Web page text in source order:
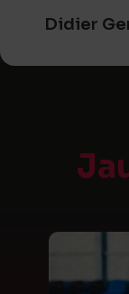
Didier